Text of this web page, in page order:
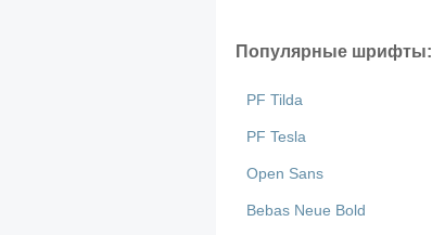
Популярные шрифты:
PF Tilda
PF Tesla
Open Sans
Bebas Neue Bold